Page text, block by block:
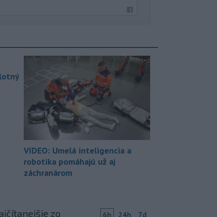
VIDEO: Umelá inteligencia a
robotika pomáhajú už aj
záchranárom
zo
6h 24h 7d